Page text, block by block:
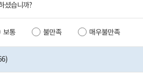
셨습니까?
보통 불만족 매우불만족